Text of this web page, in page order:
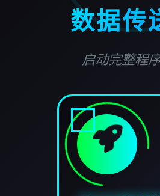
数据传
启动完整程